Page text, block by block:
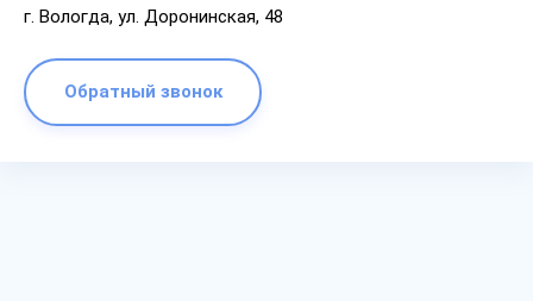
г. Вологда, ул. Доронинская, 48
Обратный звонок